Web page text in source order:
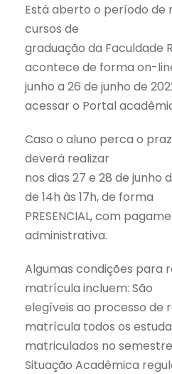
Está aberto o período
cursos de
graduação da Faculdade
acontece de forma on-
junho a 26 de junho de
acessar o Portal
Caso o aluno perca o
deverá realizar
nos dias 27 e 28 de junho
de 14h às 17h, de forma
PRESENCIAL, com
administrativa.
Algumas condições para
matrícula incluem: São
elegíveis ao processo de
matrícula todos os
matriculados no semestre
Situação Acadêmica